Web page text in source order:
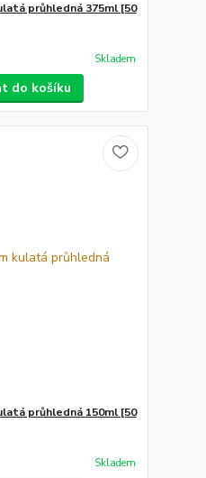
průhledná 375ml [50
Skladem
do košíku
průhledná 150ml [50
Skladem